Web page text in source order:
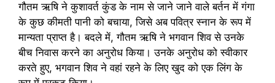
गौतम ऋषि ने कुशावर्त कुंड के नाम से जाने जाने वाले बर्तन में गंगा
के कुछ कीमती पानी को बचाया, जिसे अब पवित्र स्नान के रूप में
मान्यता प्राप्त है। बदले में, गौतम ऋषि ने भगवान शिव से उनके
बीच निवास करने का अनुरोध किया। उनके अनुरोध को स्वीकार
करते हुए, भगवान शिव ने वहां रहने के लिए खुद को एक लिंग के